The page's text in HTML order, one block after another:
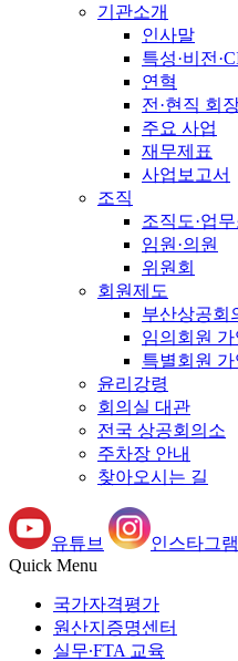
기관소개
인사말
특성·비전
연혁
전·현직 회
주요 사업
재무제표
사업보고서
조직
조직도·업
임원·의원
위원회
회원제도
부산상공회
임의회원 가
특별회원 가
윤리강령
회의실 대관
전국 상공회의소
주차장 안내
찾아오시는 길
유튜브 인스타그램
Quick Menu
국가자격평가
원산지증명센터
실무∙FTA 교육